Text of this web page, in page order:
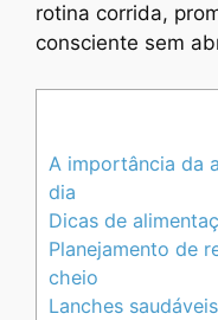
rotina corrida,
consciente sem
A importância da
dia
Dicas de
Planejamento de
cheio
Lanches